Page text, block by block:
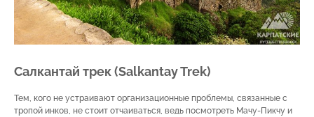
Салкантай трек (Salkantay Trek)
Тем, кого не устраивают организационные проблемы, связанные с
тропой инков, не стоит отчаиваться, ведь посмотреть Мачу-Пикчу и